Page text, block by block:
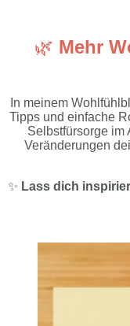
🌿 Mehr
In meinem
Tipps und einfache
Selbstfürsorge im
Veränderungen
✨ Lass dich